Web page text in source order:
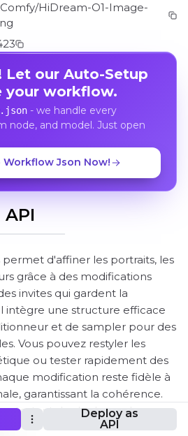
Deploy as
API
HiDream-O1-Image-
Let our Auto-Setup
your workflow.
- we handle every
node, and model. Just open
Workflow Json Now!
API
permet d'affiner les portraits, les
grâce à des modifications
invites qui gardent la
intègre une structure efficace
et de sampler pour des
Vous pouvez restyler les
ou tester rapidement des
modification reste fidèle à
garantissant la cohérence.
testant des looks ou des
refaire des compositions